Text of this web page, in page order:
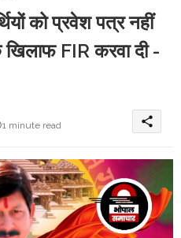
को प्रवेश पत्र नहीं
FIR करवा दी -
1 minute read share